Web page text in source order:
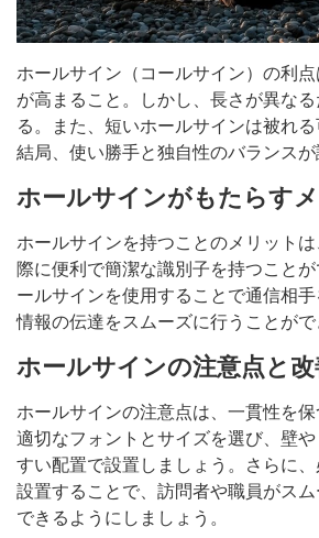
ホールサイン（コールサイン）の利
が高まること。しかし、長さが異な
る。また、短いホールサインは被れる
結局、使い勝手と独自性のバランスが
ホールサインがもたらす
ホールサインを持つことのメリット
際に便利で簡潔な識別子を持つこと
ールサインを使用することで通信相手
情報の伝達をスムーズに行うことがで
ホールサインの注意点と
ホールサインの注意点は、一貫性を保
適切なフォントとサイズを選び、壁
すい配置で設置しましょう。さらに
設置することで、訪問者や職員がス
できるようにしましょう。